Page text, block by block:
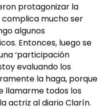
protagonizar la
complica mucho ser
algunos
Entonces, luego se
‘participación
evaluando los
la haga, porque
llamarme todos los
actriz al diario Clarín.